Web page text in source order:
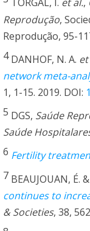
TORGAL, I. et al.,
Reprodução,
Reprodução, 95-
4DANHOF, N. A.
network meta-
1, 1-15. 2019. DOI:
5 DGS, Saúde
Saúde
6 Fertility
7 BEAUJOUAN, É.
continues to
& Societies, 38,